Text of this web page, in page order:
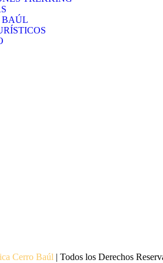
BAÚL
Cerro Baúl | Todos los Derechos